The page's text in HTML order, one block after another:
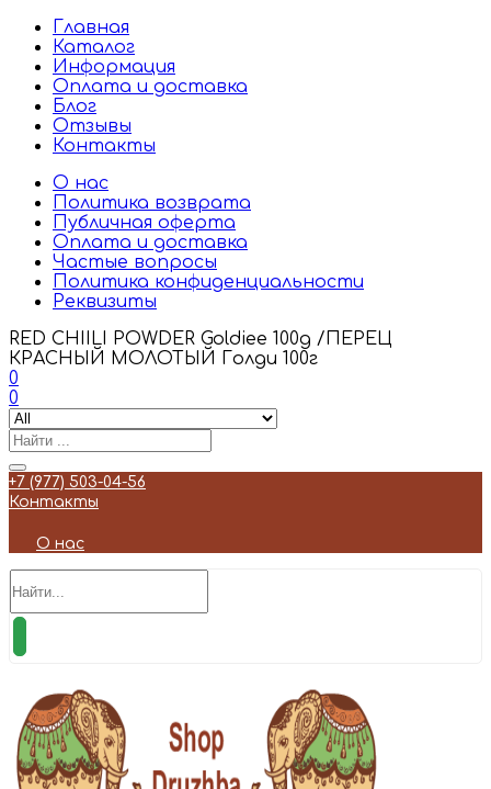
Главная
Каталог
Информация
Оплата и доставка
Блог
Отзывы
Контакты
О нас
Политика возврата
Публичная оферта
Оплата и доставка
Частые вопросы
Политика конфиденциальности
Реквизиты
RED CHIILI POWDER Goldiee 100g /ПЕРЕЦ
КРАСНЫЙ МОЛОТЫЙ Голди 100г
0
0
+7 (977) 503-04-56
Контакты
О нас